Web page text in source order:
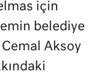
için
belediye
Aksoy